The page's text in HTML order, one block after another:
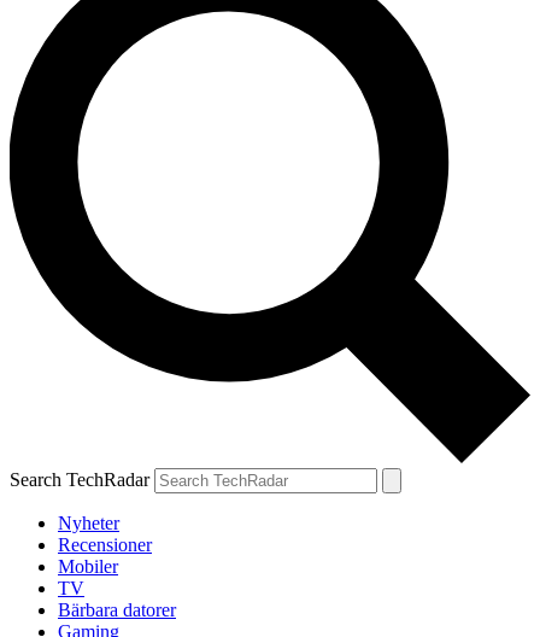
Search TechRadar
Nyheter
Recensioner
Mobiler
TV
Bärbara datorer
Gaming